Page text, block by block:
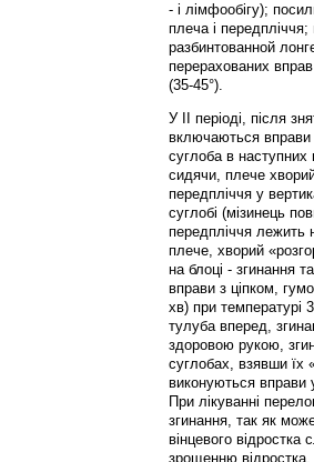
- і лімфообігу);
плеча і
разбинтованной
перерахованих
(35-45°).
У II періоді, після
включаються вправи
суглоба в
сидячи, плече
передпліччя у
суглобі (мізинець
передпліччя лежить
плече, хворий
на блоці - згинання
вправи з ціпком,
хв) при температурі
тулуба вперед,
здоровою рукою,
суглобах, взявши їх
виконуються вправи
При лікуванні
згинання, так як
вінцевого
зрощенню відростка.